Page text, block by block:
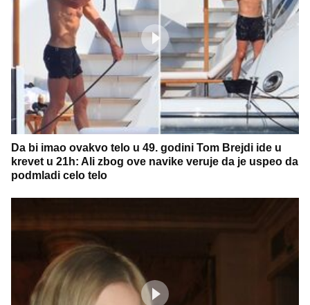
Da bi imao ovakvo telo u 49. godini Tom Brejdi ide u
krevet u 21h: Ali zbog ove navike veruje da je uspeo da
podmladi celo telo